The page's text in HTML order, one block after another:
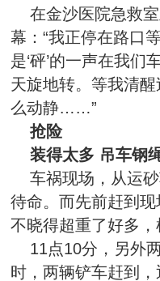
在金沙医院急救
幕：“我正停在路口
是‘砰’的一声在我
天旋地转。等我清
么动静……”
抢险
装得太多 吊车钢
车祸现场，从运
待命。而先前赶到
不晓得超重了好多
11点10分，另外
时，两辆铲车赶到